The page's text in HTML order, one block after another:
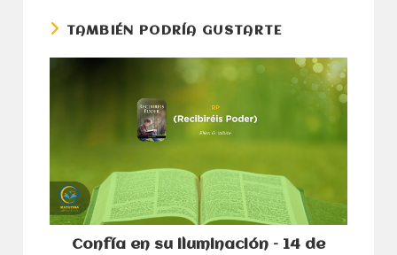
TAMBIÉN PODRÍA GUSTARTE
Confía en su iluminación – 14 de